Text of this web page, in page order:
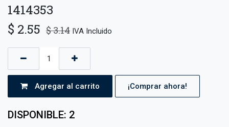
1414353
$ 2.55 $3.14 IVA Incluido
Agregar al carrito ¡Comprar ahora!
DISPONIBLE: 2